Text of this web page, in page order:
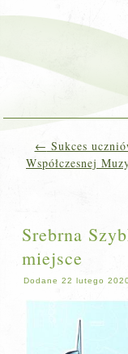
← Sukces
Współczesnej
Srebrna
miejsce
Dodane 22 lutego